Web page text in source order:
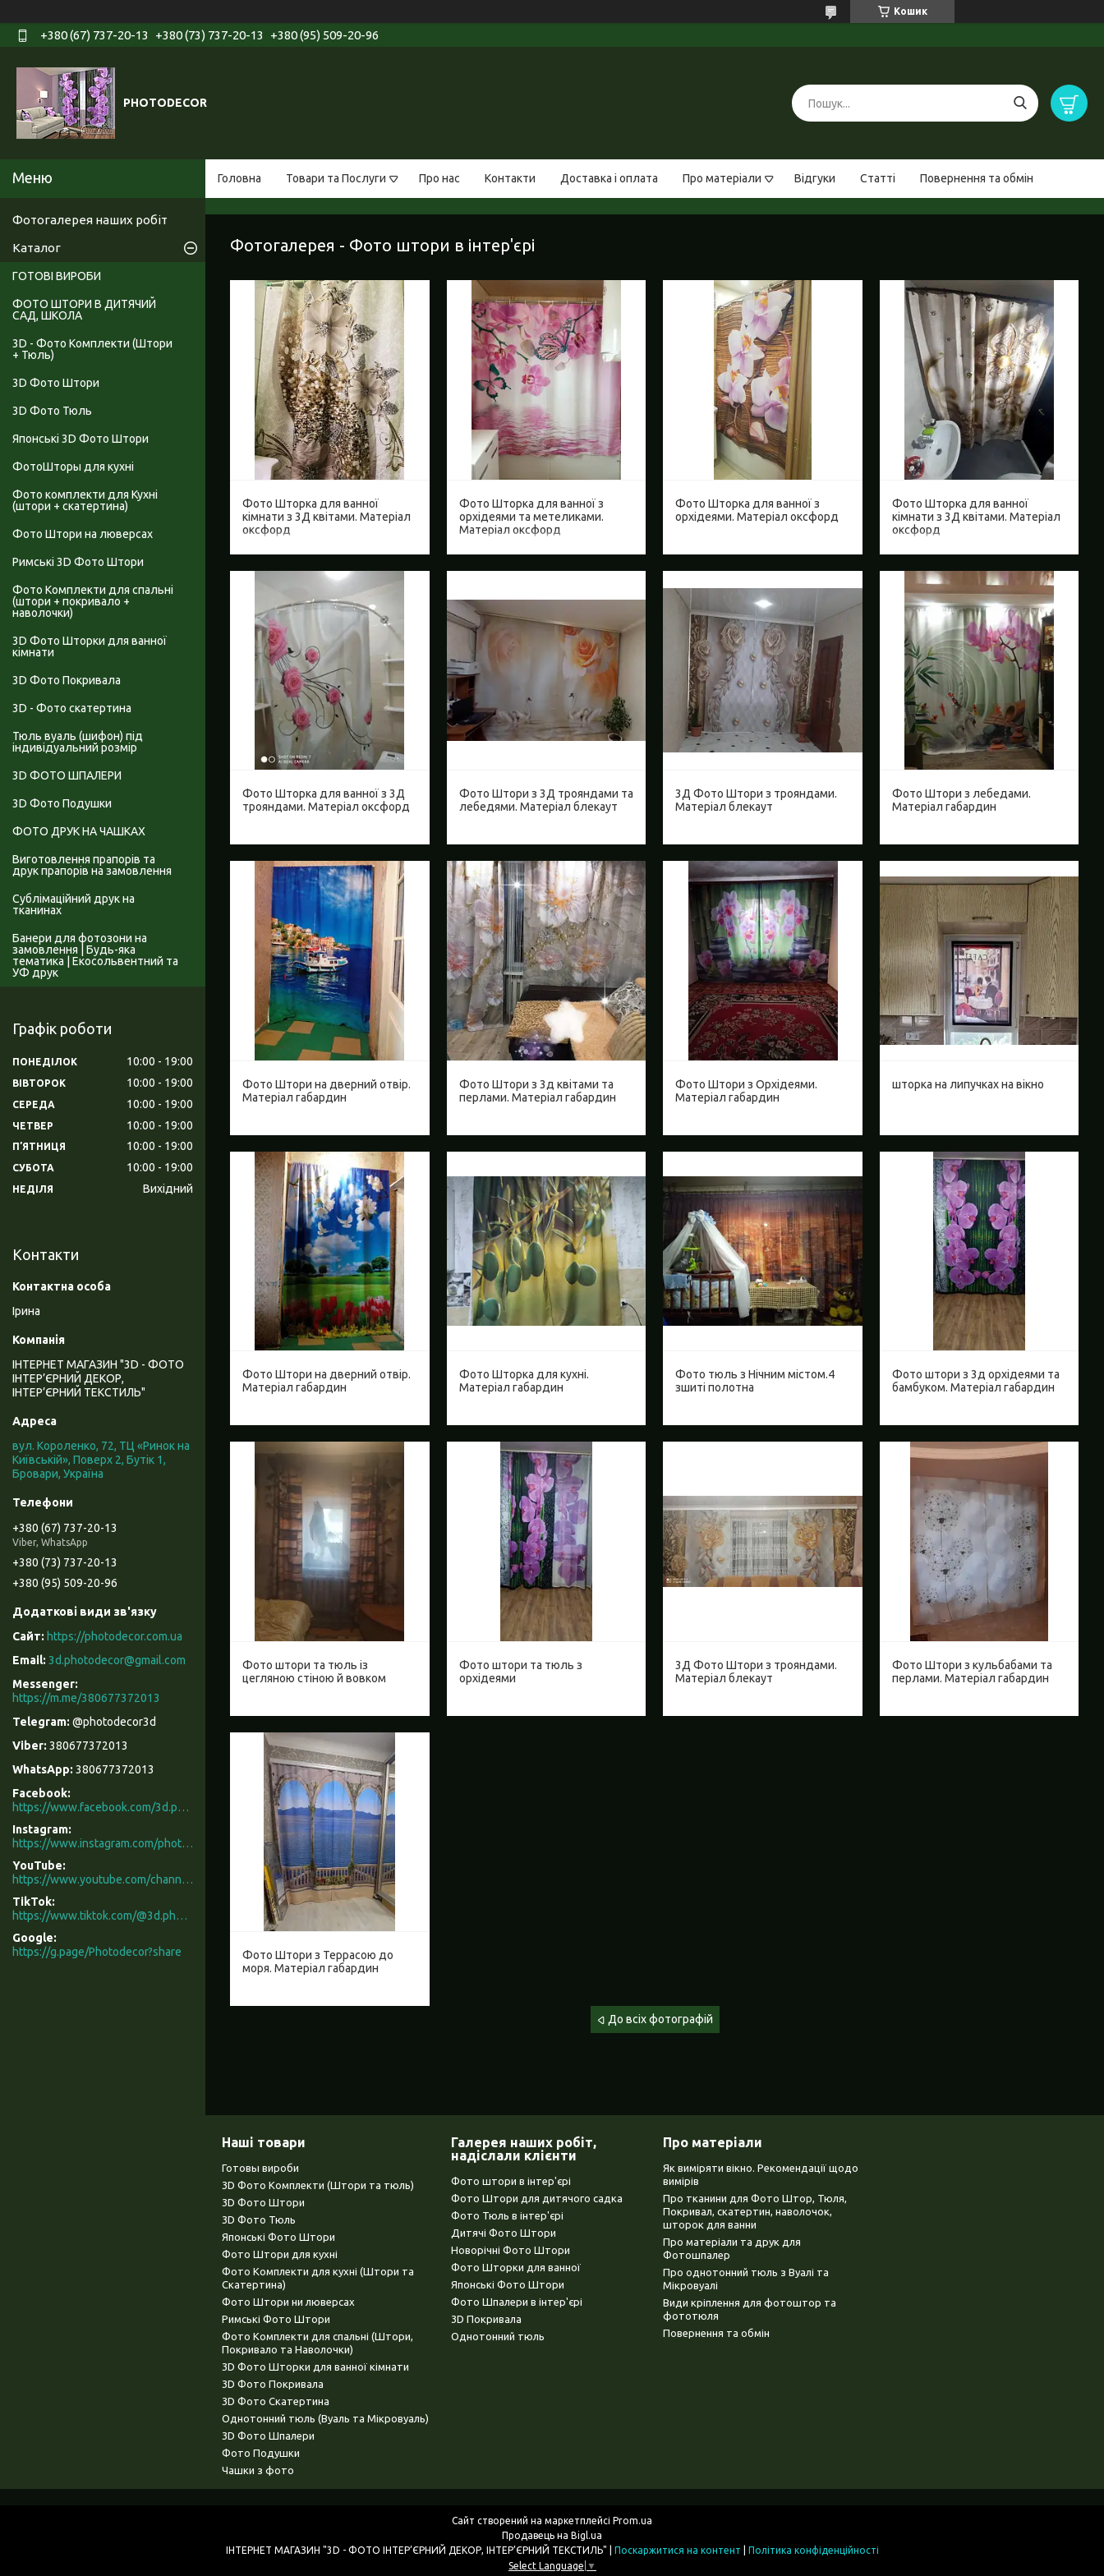
Кошик
+380 (67) 737-20-13 +380 (73) 737-20-13 +380 (95) 509-20-96
PHOTODECOR
Головна Товари та Послуги Про нас Контакти Доставка і оплата Про матеріали Відгуки Статті Повернення та обмін
Фотогалерея - Фото штори в інтер'єрі
Фото Шторка для ванної
кімнати з 3Д квітами. Матеріал
оксфорд
Фото Шторка для ванної з
орхідеями та метеликами.
Матеріал оксфорд
Фото Шторка для ванної з
орхідеями. Матеріал оксфорд
Фото Шторка для ванної
кімнати з 3Д квітами. Матеріал
оксфорд
Фото Шторка для ванної з 3Д
трояндами. Матеріал оксфорд
Фото Штори з 3Д трояндами та
лебедями. Матеріал блекаут
3Д Фото Штори з трояндами.
Матеріал блекаут
Фото Штори з лебедами.
Матеріал габардин
Фото Штори на дверний отвір.
Матеріал габардин
Фото Штори з 3д квітами та
перлами. Матеріал габардин
Фото Штори з Орхідеями.
Матеріал габардин
шторка на липучках на вікно
Фото Штори на дверний отвір.
Матеріал габардин
Фото Шторка для кухні.
Матеріал габардин
Фото тюль з Нічним містом.4
зшиті полотна
Фото штори з 3д орхідеями та
бамбуком. Матеріал габардин
Фото штори та тюль із
цегляною стіною й вовком
Фото штори та тюль з
орхідеями
3Д Фото Штори з трояндами.
Матеріал блекаут
Фото Штори з кульбабами та
перлами. Матеріал габардин
Фото Штори з Террасою до
моря. Матеріал габардин
До всіх фотографій
Фотогалерея наших робіт
Каталог
ГОТОВІ ВИРОБИ
ФОТО ШТОРИ В ДИТЯЧИЙ
САД, ШКОЛА
3D - Фото Комплекти (Штори
+ Тюль)
3D Фото Штори
3D Фото Тюль
Японські 3D Фото Штори
ФотоШторы для кухні
Фото комплекти для Кухні
(штори + скатертина)
Фото Штори на люверсах
Римські 3D Фото Штори
Фото Комплекти для спальні
(штори + покривало +
наволочки)
3D Фото Шторки для ванної
кімнати
3D Фото Покривала
3D - Фото скатертина
Тюль вуаль (шифон) під
індивідуальний розмір
3D ФОТО ШПАЛЕРИ
3D Фото Подушки
ФОТО ДРУК НА ЧАШКАХ
Виготовлення прапорів та
друк прапорів на замовлення
Сублімаційний друк на
тканинах
Банери для фотозони на
замовлення | Будь-яка
тематика | Екосольвентний та
УФ друк
Графік роботи
ПОНЕДІЛОК 10:00 19:00
ВІВТОРОК 10:00 19:00
СЕРЕДА 10:00 19:00
ЧЕТВЕР 10:00 19:00
ПʼЯТНИЦЯ 10:00 19:00
СУБОТА 10:00 19:00
НЕДІЛЯ Вихідний
Контакти
Ірина
ІНТЕРНЕТ МАГАЗИН "3D - ФОТО
ІНТЕР’ЄРНИЙ ДЕКОР,
ІНТЕР’ЄРНИЙ ТЕКСТИЛЬ"
вул. Короленко, 72, ТЦ «Ринок на
Київській», Поверх 2, Бутік 1,
Бровари, Україна
+380 (67) 737-20-13
Viber, WhatsApp
+380 (73) 737-20-13
+380 (95) 509-20-96
https://photodecor.com.ua
3d.photodecor@gmail.com
https://m.me/380677372013
@photodecor3d
380677372013
380677372013
Facebook
https://www.facebook.com/3d.photodecor/
Instagram
https://www.instagram.com/photodecor.com.ua/
YouTube
https://www.youtube.com/channel/UCXCUerfqRY1Pw7-IptdbqyA/videos
TikTok
https://www.tiktok.com/@3d.photodecor?is_from_webapp=1&sender_device=pc
Google
https://g.page/Photodecor?share
Наші товари
Готовы вироби
3D Фото Комплекти (Штори та тюль)
3D Фото Штори
3D Фото Тюль
Японські Фото Штори
Фото Штори для кухні
Фото Комплекти для кухні (Штори та
Скатертина)
Фото Штори ни люверсах
Римські Фото Штори
Фото Комплекти для спальні (Штори,
Покривало та Наволочки)
3D Фото Шторки для ванної кімнати
3D Фото Покривала
3D Фото Скатертина
Однотонний тюль (Вуаль та Мікровуаль)
3D Фото Шпалери
Фото Подушки
Чашки з фото
Галерея наших робіт,
надіслали клієнти
Фото штори в інтер'єрі
Фото Штори для дитячого садка
Фото Тюль в інтер'єрі
Дитячі Фото Штори
Новорічні Фото Штори
Фото Шторки для ванної
Японські Фото Штори
Фото Шпалери в інтер'єрі
3D Покривала
Однотонний тюль
Про матеріали
Як виміряти вікно. Рекомендації щодо
вимірів
Про тканини для Фото Штор, Тюля,
Покривал, скатертин, наволочок,
шторок для ванни
Про матеріали та друк для
Фотошпалер
Про однотонний тюль з Вуалі та
Мікровуалі
Види кріплення для фотоштор та
фототюля
Повернення та обмін
Сайт створений на маркетплейсі Prom.ua
Продавець на Bigl.ua
Поскаржитися на контент
Політика конфіденційності
Select Language ▼